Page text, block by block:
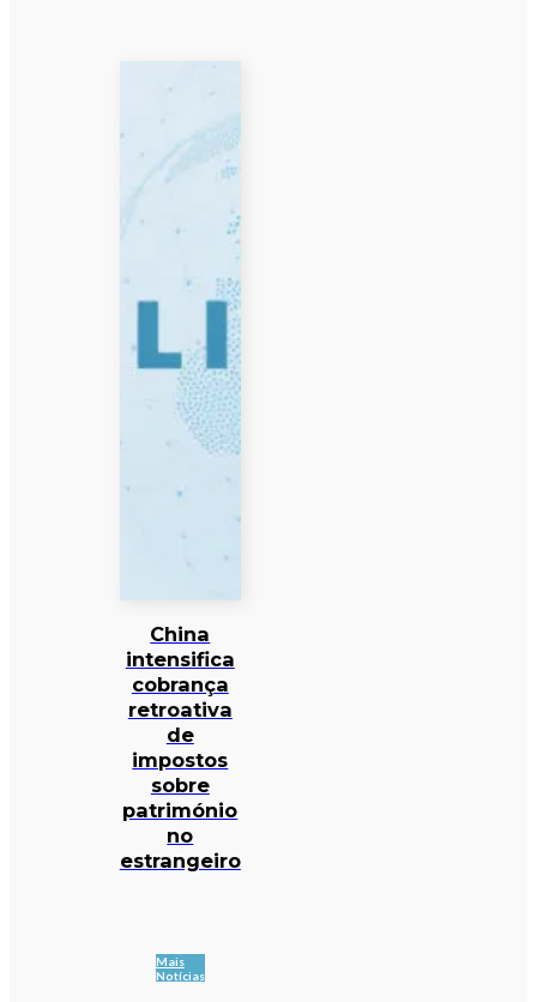
China
intensifica
cobrança
retroativa
de
impostos
sobre
património
no
estrangeiro
Mais
Notícias